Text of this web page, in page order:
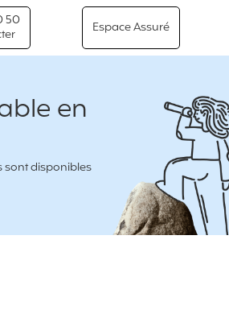
50
Espace Assuré
en
sont disponibles